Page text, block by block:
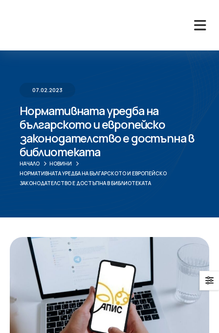
07.02.2023
Нормативната уредба на
българското и европейско
законодателство е достъпна в
библиотеката
НАЧАЛО
НОВИНИ
НОРМАТИВНАТА УРЕДБА НА БЪЛГАРСКОТО И ЕВРОПЕЙСКО
ЗАКОНОДАТЕЛСТВО Е ДОСТЪПНА В БИБЛИОТЕКАТА